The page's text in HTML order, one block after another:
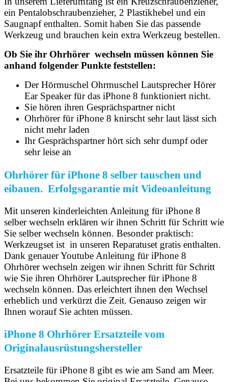
ein Pentalobschraubenzieher, 2 Plastikhebel und ein
Saugnapf enthalten. Somit haben Sie das passende
Werkzeug und brauchen kein extra Werkzeug bestellen.
Ob Sie ihr Ohrhörer wechseln müssen können Sie
anhand folgender Punkte feststellen:
Der Hörmuschel Ohrmuschel Lautsprecher Hörer
Ear Speaker für das iPhone 8 funktioniert nicht.
Sie hören ihren Gesprächspartner nicht
Ohrhörer für iPhone 8 knirscht sehr laut lässt sich
nicht mehr laden
Ihr Gesprächspartner hört sich sehr dumpf oder
sehr leise an
Ohrhörer für iPhone 8 selber tauschen und
eibauen. Erfolgsgarantie mit Videoanleitung
Mit unseren kinderleichten Anleitung für iPhone 8
selber wechseln erklären wir ihnen Schritt für Schritt wie
Sie selber wechseln können. Besonder praktisch:
Werkzeugset ist in unseren Reparatuset gratis enthalten.
Dank genauer Youtube Anleitung für iPhone 8
Ohrhörer wechseln zeigen wir ihnen Schritt für Schritt
wie Sie ihren Ohrhörer Lautsprecher für iPhone 8
wechseln können. Das erleichtert ihnen den Wechsel
erheblich und verkürzt die Zeit. Genauso zeigen wir
Ihnen worauf Sie achten müssen.
iPhone 8 Ohrhörer Ersatzteile vom
Originalausrüstungshersteller
Ersatzteile für iPhone 8 gibt es wie am Sand am Meer.